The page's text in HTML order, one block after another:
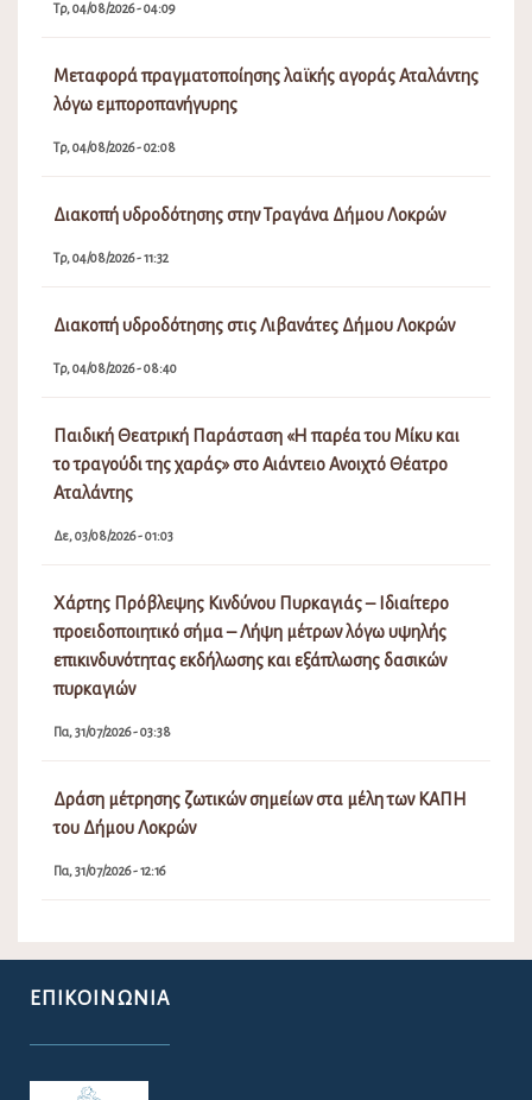
Τρ, 04/08/2026 - 04:09
Μεταφορά πραγματοποίησης λαϊκής αγοράς Αταλάντης
λόγω εμποροπανήγυρης
Τρ, 04/08/2026 - 02:08
Διακοπή υδροδότησης στην Τραγάνα Δήμου Λοκρών
Τρ, 04/08/2026 - 11:32
Διακοπή υδροδότησης στις Λιβανάτες Δήμου Λοκρών
Τρ, 04/08/2026 - 08:40
Παιδική Θεατρική Παράσταση «Η παρέα του Μίκυ και
το τραγούδι της χαράς» στο Αιάντειο Ανοιχτό Θέατρο
Αταλάντης
Δε, 03/08/2026 - 01:03
Χάρτης Πρόβλεψης Κινδύνου Πυρκαγιάς – Ιδιαίτερο
προειδοποιητικό σήμα – Λήψη μέτρων λόγω υψηλής
επικινδυνότητας εκδήλωσης και εξάπλωσης δασικών
πυρκαγιών
Πα, 31/07/2026 - 03:38
Δράση μέτρησης ζωτικών σημείων στα μέλη των ΚΑΠΗ
του Δήμου Λοκρών
Πα, 31/07/2026 - 12:16
ΕΠΙΚΟΙΝΩΝΊΑ